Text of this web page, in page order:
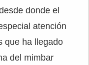
donde el
atención
que ha llegado
del mimbar